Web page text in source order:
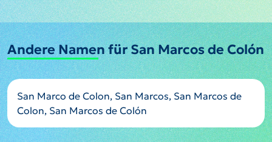
Andere Namen für San Marcos de Colón
San Marco de Colon, San Marcos, San Marcos de
Colon, San Marcos de Colón